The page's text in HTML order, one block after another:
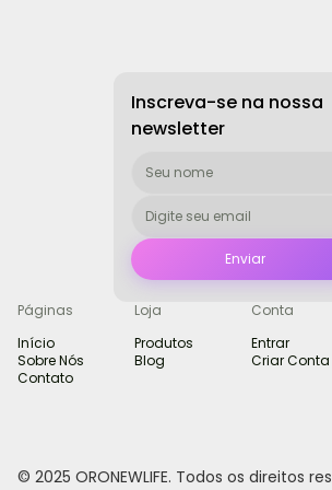
Inscreva-se na nossa
newsletter
Páginas
Início
Sobre Nós
Contato
Loja
Produtos
Blog
Conta
Entrar
Criar Conta
© 2025 ORONEWLIFE. Todos os direitos